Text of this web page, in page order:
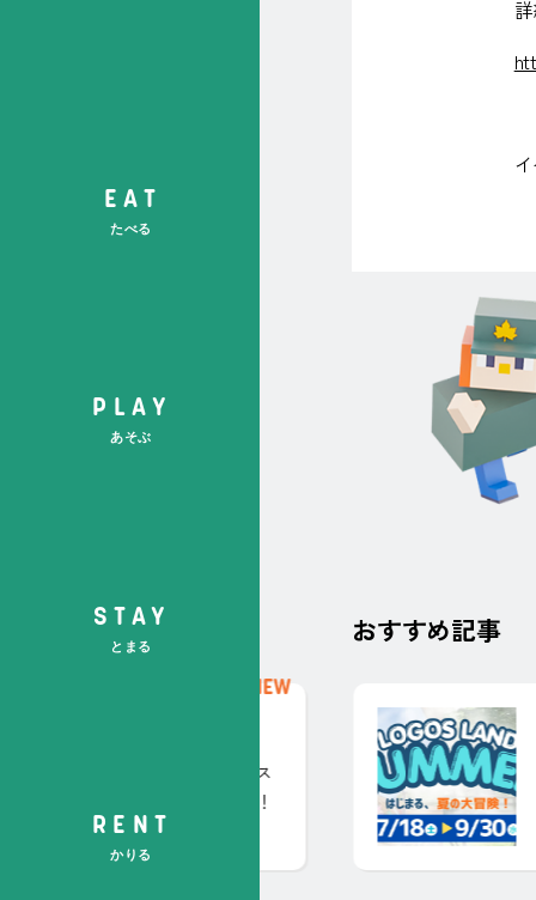
EAT
たべる
PLAY
あそぶ
STAY
とまる
RENT
かりる
おすすめ記事
！世界の昆虫キャンプ展 in ロゴス
カメレオンふれあい体験も登場！
新